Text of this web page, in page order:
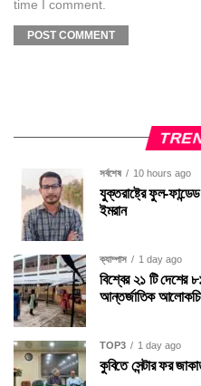
time I comment.
সর্বশেষ 10 hours ago
যুক্তরাষ্ট্রে ফুল-
ইমরান
ক্যাম্পাস 1 day ago
বিশ্বের ২১ টি দেশের
আন্তর্জাতিক
TOP3 1 day ago
কুবিতে সেন্টার ফর